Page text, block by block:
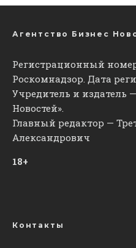
Агентство Бизнес
Регистрационный
Роскомнадзор. Дата
Учредитель и издатель
Новостей».
Главный редактор —
Александрович
18+
Контакты